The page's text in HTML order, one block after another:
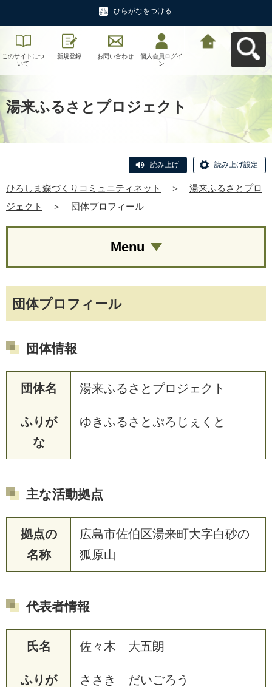
ひらがなをつける
このサイトにつ
いて
新規登録 お問い合わせ
個人会員ログイ
ン
湯来ふるさとプロジェクト
読み上げ 読み上げ設定
ひろしま森づくりコミュニティネット ＞
湯来ふるさとプロ
ジェクト
＞ 団体プロフィール
団体プロフィール
団体情報
団体名 湯来ふるさとプロジェクト
ふりが
な
ゆきふるさとぷろじぇくと
主な活動拠点
拠点の
名称
広島市佐伯区湯来町大字白砂の
狐原山
代表者情報
氏名 佐々木 大五朗
ふりが
ささき だいごろう
Menu